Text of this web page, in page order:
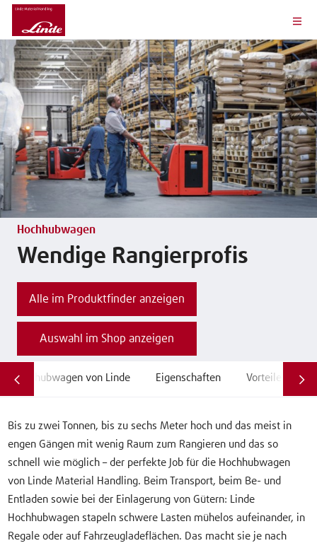
Hochhubwagen
Wendige Rangierprofis
Alle im Produktfinder anzeigen
Auswahl im Shop anzeigen
Hochhubwagen von Linde Eigenschaften Vorteile
Bis zu zwei Tonnen, bis zu sechs Meter hoch und das meist in
engen Gängen mit wenig Raum zum Rangieren und das so
schnell wie möglich – der perfekte Job für die Hochhubwagen
von Linde Material Handling. Beim Transport, beim Be- und
Entladen sowie bei der Einlagerung von Gütern: Linde
Hochhubwagen stapeln schwere Lasten mühelos aufeinander, in
Regale oder auf Fahrzeugladeflächen. Das macht sie je nach